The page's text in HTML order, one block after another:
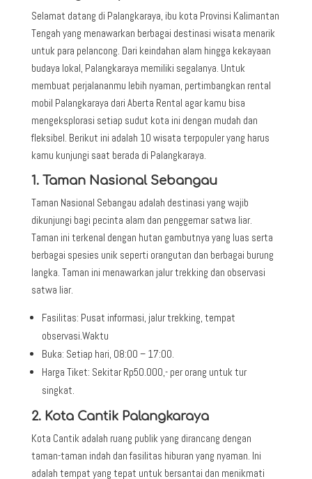
Selamat datang di Palangkaraya, ibu kota Provinsi Kalimantan
Tengah yang menawarkan berbagai destinasi wisata menarik
untuk para pelancong. Dari keindahan alam hingga kekayaan
budaya lokal, Palangkaraya memiliki segalanya. Untuk
membuat perjalananmu lebih nyaman, pertimbangkan rental
mobil Palangkaraya dari Aberta Rental agar kamu bisa
mengeksplorasi setiap sudut kota ini dengan mudah dan
fleksibel. Berikut ini adalah 10 wisata terpopuler yang harus
kamu kunjungi saat berada di Palangkaraya.
1. Taman Nasional Sebangau
Taman Nasional Sebangau adalah destinasi yang wajib
dikunjungi bagi pecinta alam dan penggemar satwa liar.
Taman ini terkenal dengan hutan gambutnya yang luas serta
berbagai spesies unik seperti orangutan dan berbagai burung
langka. Taman ini menawarkan jalur trekking dan observasi
satwa liar.
Fasilitas: Pusat informasi, jalur trekking, tempat
observasi.Waktu
Buka: Setiap hari, 08:00 – 17:00.
Harga Tiket: Sekitar Rp50.000,- per orang untuk tur
singkat.
2. Kota Cantik Palangkaraya
Kota Cantik adalah ruang publik yang dirancang dengan
taman-taman indah dan fasilitas hiburan yang nyaman. Ini
adalah tempat yang tepat untuk bersantai dan menikmati